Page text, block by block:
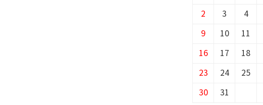
2 3 4
9 10 11
16 17 18
23 24 25
30 31